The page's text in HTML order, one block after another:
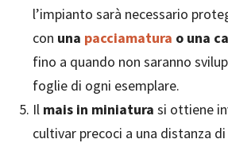
l’impianto sarà necessario
con una pacciamatura o una
fino a quando non saranno
foglie di ogni esemplare.
Il mais in miniatura si ottiene
cultivar precoci a una distanza